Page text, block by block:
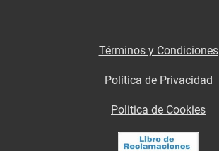
Términos y Condiciones
Política de Privacidad
Politica de Cookies